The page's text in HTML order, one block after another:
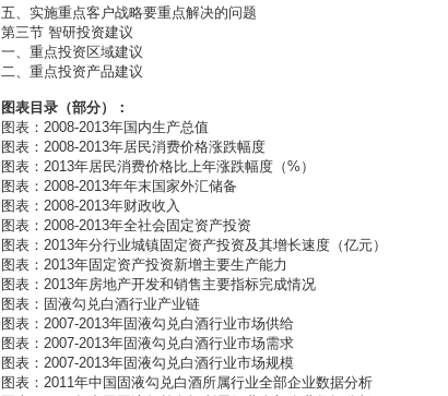
五、实施重点客户战略要重点解决的问题
第三节 智研投资建议
一、重点投资区域建议
二、重点投资产品建议
图表目录（部分）：
图表：2008-2013年国内生产总值
图表：2008-2013年居民消费价格涨跌幅度
图表：2013年居民消费价格比上年涨跌幅度（%）
图表：2008-2013年年末国家外汇储备
图表：2008-2013年财政收入
图表：2008-2013年全社会固定资产投资
图表：2013年分行业城镇固定资产投资及其增长速度（亿元）
图表：2013年固定资产投资新增主要生产能力
图表：2013年房地产开发和销售主要指标完成情况
图表：固液勾兑白酒行业产业链
图表：2007-2013年固液勾兑白酒行业市场供给
图表：2007-2013年固液勾兑白酒行业市场需求
图表：2007-2013年固液勾兑白酒行业市场规模
图表：2011年中国固液勾兑白酒所属行业全部企业数据分析